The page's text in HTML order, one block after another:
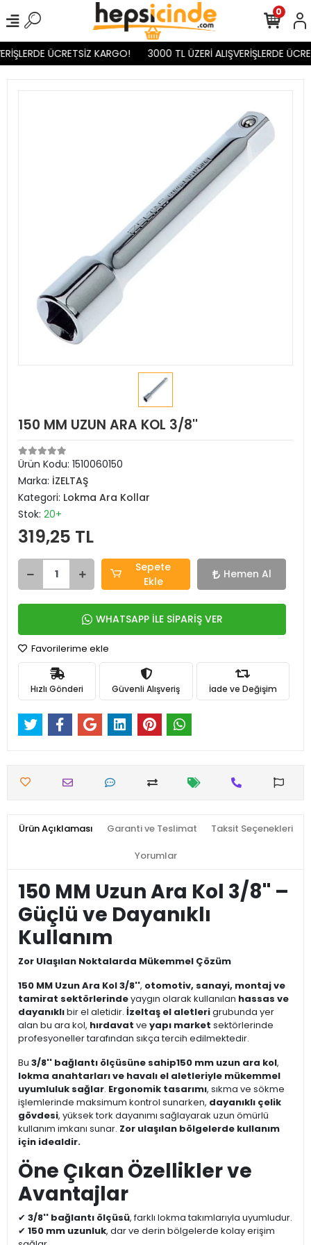
ÜCRETSİZ KARGO! 3000 TL ÜZERİ ALIŞVERİŞLERDE
0
150 MM UZUN ARA KOL 3/8''
Ürün Kodu: 1510060150
Marka: İZELTAŞ
Kategori: Lokma Ara Kollar
Stok: 20+
319,25 TL
Sepete
Ekle
Hemen Al
WHATSAPP İLE SİPARİŞ VER
Favorilerime ekle
Hızlı Gönderi Güvenli Alışveriş İade ve Değişim
Ürün Açıklaması Garanti ve Teslimat Taksit Seçenekleri
Yorumlar
150 MM Uzun Ara Kol 3/8'' –
Güçlü ve Dayanıklı
Kullanım
Zor Ulaşılan Noktalarda Mükemmel Çözüm
150 MM Uzun Ara Kol 3/8'', otomotiv, sanayi, montaj ve
tamirat sektörlerindeyaygın olarak kullanılan hassas ve
dayanıklıbir el aletidir. İzeltaş el aletlerigrubunda yer
alan bu ara kol, hırdavat ve yapı market sektörlerinde
profesyoneller tarafından sıkça tercih edilmektedir.
Bu 3/8'' bağlantı ölçüsüne sahip150 mm uzun ara kol,
lokma anahtarları ve havalı el aletleriyle mükemmel
uyumluluk sağlar. Ergonomik tasarımı, sıkma ve sökme
işlemlerinde maksimum kontrol sunarken, dayanıklı çelik
gövdesi, yüksek tork dayanımı sağlayarak uzun ömürlü
kullanım imkanı sunar. Zor ulaşılan bölgelerde kullanım
için idealdir.
Öne Çıkan Özellikler ve
Avantajlar
✔ 3/8'' bağlantı ölçüsü, farklı lokma takımlarıyla uyumludur.
✔ 150 mm uzunluk, dar ve derin bölgelerde kolay erişim